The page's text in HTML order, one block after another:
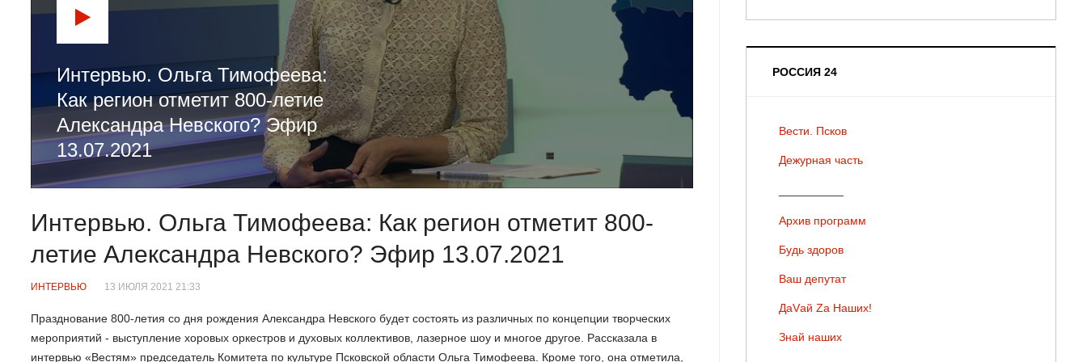
Интервью. Ольга Тимофеева:
Как регион отметит 800-летие
Александра Невского? Эфир
13.07.2021
Интервью. Ольга Тимофеева: Как регион отметит 800-
летие Александра Невского? Эфир 13.07.2021
ИНТЕРВЬЮ 13 ИЮЛЯ 2021 21:33
Празднование 800-летия со дня рождения Александра Невского будет состоять из различных по концепции творческих
мероприятий - выступление хоровых оркестров и духовых коллективов, лазерное шоу и многое другое. Рассказала в
интервью «Вестям» председатель Комитета по культуре Псковской области Ольга Тимофеева. Кроме того, она отметила,
РОССИЯ 24
Вести. Псков
Дежурная часть
Архив программ
Будь здоров
Ваш депутат
ДаVай Zа Наших!
Знай наших